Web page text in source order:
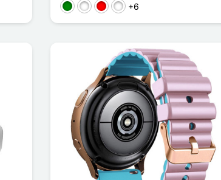
VerdeRose / Blanc
Rouge / Noir
Noir/Gris
+6